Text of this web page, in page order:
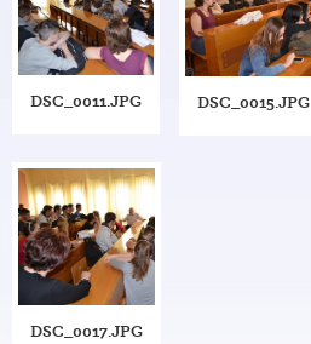
DSC_0011.JPG DSC_0015.JPG
DSC_0017.JPG